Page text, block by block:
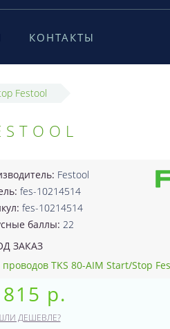
КОНТАКТЫ
Festool
Festool
fes-10214514
fes-10214514
баллы: 22
ЗАКАЗ
проводов TKS 80-AIM Start/Stop
р.
ДЕШЕВЛЕ?